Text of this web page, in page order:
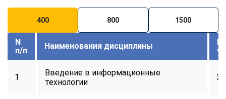
400 800 1500
N
п/п
Наименования дисциплины
1
Введение в информационные
технологии
32
ChatApp
online
Мессенджеры
Свяжитесь с нами через любой удобный мессенджер!